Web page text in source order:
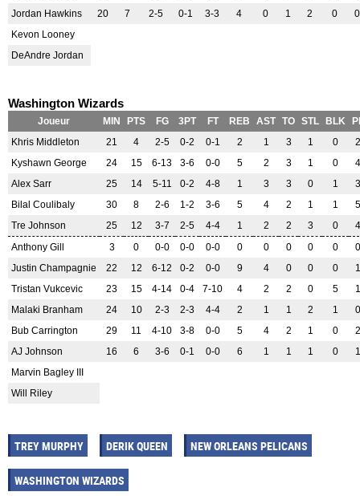
Jordan Hawkins
20 7 2-5 0-1 3-3 4 0 1 2 0
0
Kevon Looney
DeAndre Jordan
Washington Wizards
Joueur MIN PTS FG 3PT FT REB AST TO STL BLK
Khris Middleton
21 4 2-5 0-2 0-1 2 1 3 1 0
2
Kyshawn George
24 15 6-13 3-6 0-0 5 2 3 1 0
4
Alex Sarr
25 14 5-11 0-2 4-8 1 3 3 0 1
3
Bilal Coulibaly
30 8 2-6 1-2 3-6 5 4 2 1 1
5
Tre Johnson
25 12 3-7 2-5 4-4 1 2 2 3 0
4
Anthony Gill
3 0 0-0 0-0 0-0 0 0 0 0 0
0
Justin Champagnie
22 12 6-12 0-2 0-0 9 4 0 0 0
1
Tristan Vukcevic
23 15 4-14 0-4 7-10 4 2 2 0 5
1
Malaki Branham
24 10 2-3 2-3 4-4 2 1 1 2 1
0
Bub Carrington
29 11 4-10 3-8 0-0 5 4 2 1 0
2
AJ Johnson
16 6 3-6 0-1 0-0 6 1 1 1 0
1
Marvin Bagley III
Will Riley
TREY MURPHY DERIK QUEEN NEW ORLEANS PELICANS
WASHINGTON WIZARDS